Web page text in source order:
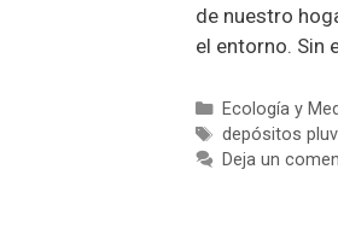
de nuestro
el entorno. Sin
Categorías
Ecología y
Etiquetas
depósitos
Deja un